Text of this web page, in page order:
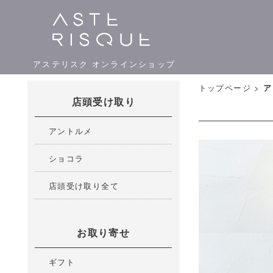
アステリスク オンラインショップ
店頭受け取り
アントルメ
ショコラ
店頭受け取り全て
お取り寄せ
ギフト
トップページ >